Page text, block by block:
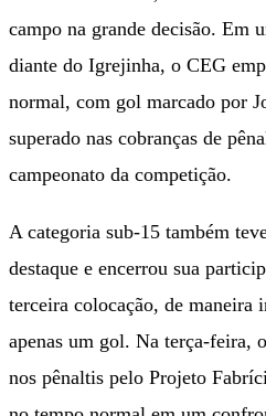
campo na grande decisão. Em
diante do Igrejinha, o CEG
normal, com gol marcado por
superado nas cobranças de
campeonato da competição.
A categoria sub-15 também
destaque e encerrou sua
terceira colocação, de maneira
apenas um gol. Na terça-feira,
nos pênaltis pelo Projeto